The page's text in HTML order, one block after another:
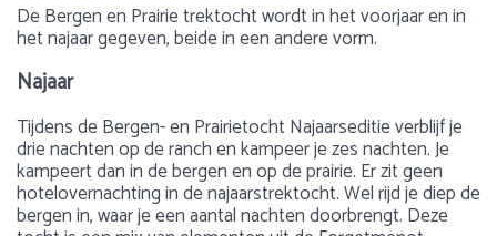
De Bergen en Prairie trektocht wordt in het voorjaar en in
het najaar gegeven, beide in een andere vorm.
Najaar
Tijdens de Bergen- en Prairietocht Najaarseditie verblijf je
drie nachten op de ranch en kampeer je zes nachten. Je
kampeert dan in de bergen en op de prairie. Er zit geen
hotelovernachting in de najaarstrektocht. Wel rijd je diep de
bergen in, waar je een aantal nachten doorbrengt. Deze